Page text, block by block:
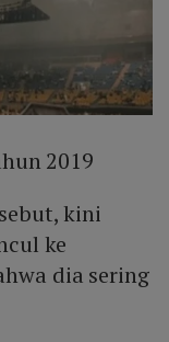
2019
kini
ke
dia sering